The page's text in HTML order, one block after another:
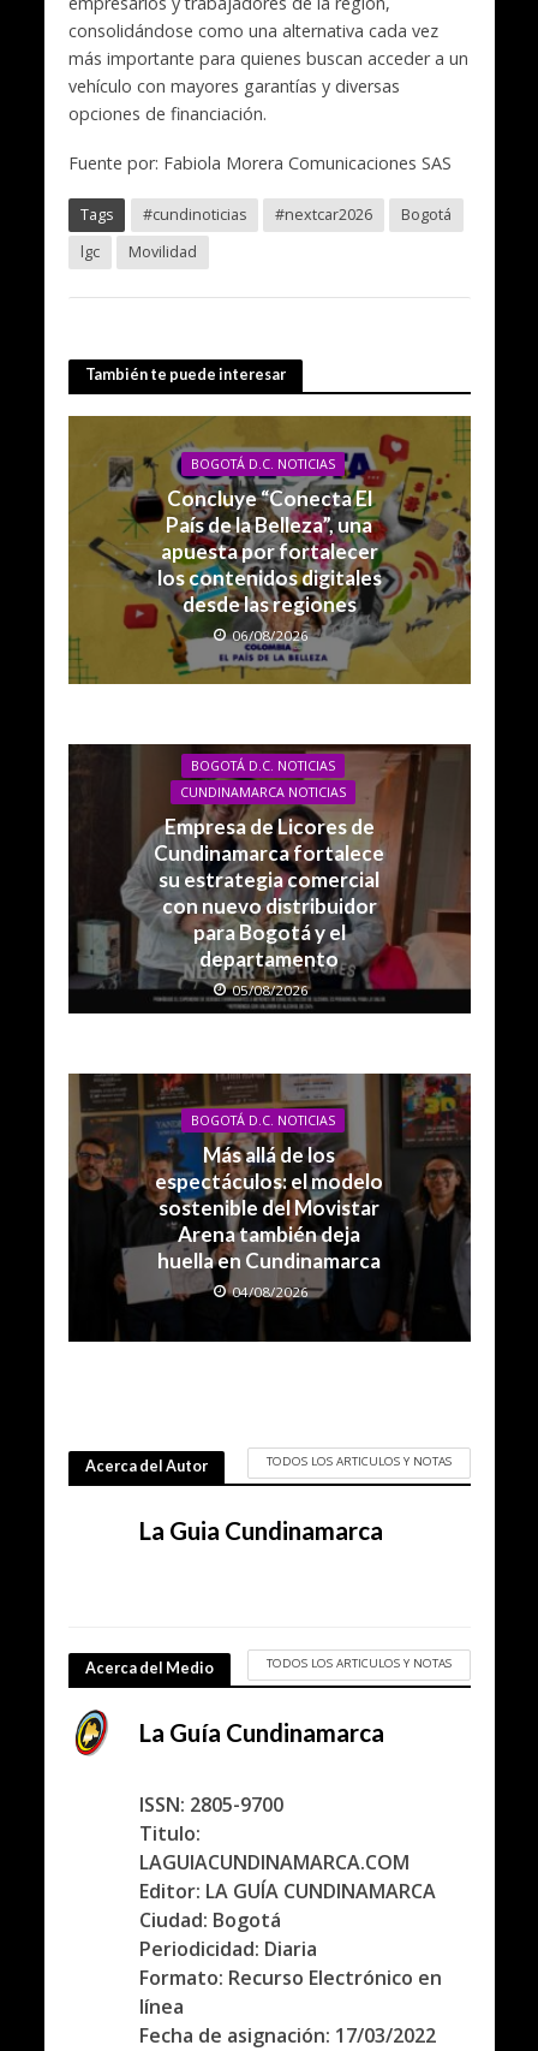
consolidándose como una alternativa cada vez
más importante para quienes buscan acceder a un
vehículo con mayores garantías y diversas
opciones de financiación.
Fuente por: Fabiola Morera Comunicaciones SAS
Tags #cundinoticias #nextcar2026
Bogotá
lgc
Movilidad
También te puede interesar
BOGOTÁ D.C. NOTICIAS
Concluye “Conecta El
País de la Belleza”, una
apuesta por fortalecer
los contenidos digitales
desde las regiones
06/08/2026
BOGOTÁ D.C. NOTICIAS
CUNDINAMARCA NOTICIAS
Empresa de Licores de
Cundinamarca fortalece
su estrategia comercial
con nuevo distribuidor
para Bogotá y el
departamento
05/08/2026
BOGOTÁ D.C. NOTICIAS
Más allá de los
espectáculos: el modelo
sostenible del Movistar
Arena también deja
huella en Cundinamarca
04/08/2026
Acerca del Autor TODOS LOS ARTICULOS Y NOTAS
La Guia Cundinamarca
Acerca del Medio TODOS LOS ARTICULOS Y NOTAS
La Guía Cundinamarca
ISSN: 2805-9700
Titulo:
LAGUIACUNDINAMARCA.COM
Editor: LA GUÍA CUNDINAMARCA
Ciudad: Bogotá
Periodicidad: Diaria
Formato: Recurso Electrónico en
línea
Fecha de asignación: 17/03/2022